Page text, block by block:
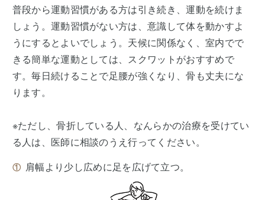
普段から運動習慣がある方は引き続き、運動を続けま
しょう。運動習慣がない方は、意識して体を動かすよ
うにするとよいでしょう。天候に関係なく、室内でで
きる簡単な運動としては、スクワットがおすすめで
す。毎日続けることで足腰が強くなり、骨も丈夫にな
ります。
※ただし、骨折している人、なんらかの治療を受けてい
る人は、医師に相談のうえ行ってください。
肩幅より少し広めに足を広げて立つ。